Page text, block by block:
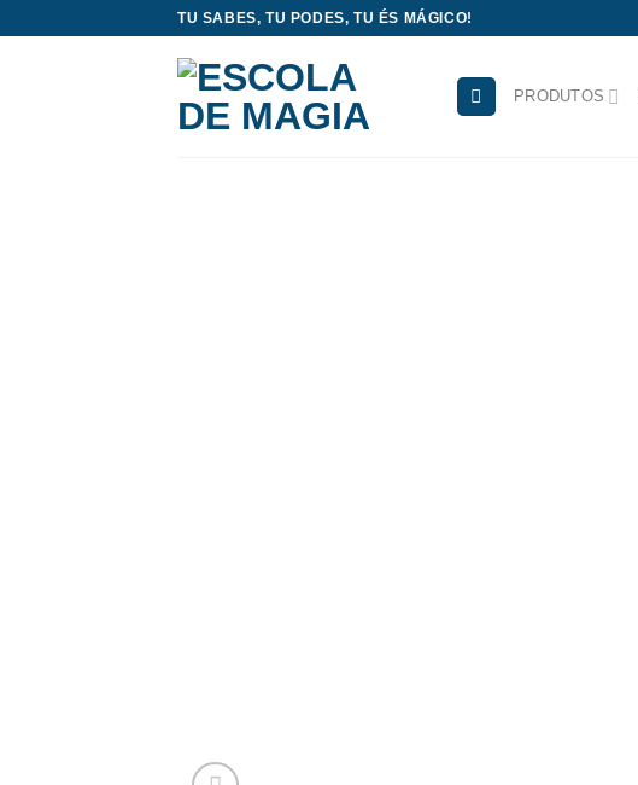
TU SABES, TU PODES, TU ÉS MÁGICO!
PRODUTOS